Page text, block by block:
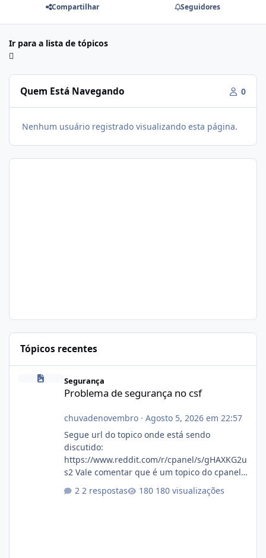
Compartilhar Seguidores
Ir para a lista de tópicos
Quem Está Navegando 0
Nenhum usuário registrado visualizando esta página.
Tópicos recentes
Problema de segurança no csf
Segurança
Problema de segurança no csf
chuvadenovembro· Agosto 5, 2026 em 22:57
Segue url do topico onde está sendo
discutido:
https://www.reddit.com/r/cpanel/s/gHAXKG2u
s2 Vale comentar que é um topico do cpanel...
Não sei como ta a pegada no da.
2 respostas 180 visualizações